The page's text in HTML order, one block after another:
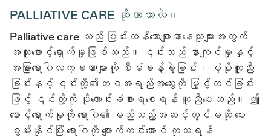
PALLIATIVE CARE ဆိုတာဘာလဲ။
Palliative care သည် ပြင်းထန်သောဖျားနာနေသူများအတွက်
အထူးစောင့်ရှောက်မှုဖြစ်သည်။ ၎င်းသည် နာကျင်မှုနှင့်
အခြားရောဂါလက္ခဏာများကို စီမံခန့်ခွဲခြင်း၊ ပံ့ပိုးကူညီ
ခြင်းနှင့် ၎င်းတို့၏ဘဝအရည်အသွေးကို မြှင့်တင်ခြင်း
ဖြင့် ၎င်းတို့ကို ပိုကောင်းခံစားရစေရန် ကူညီပေးသည်။ ဤ
စောင့်ရှောက်မှုကို ရောဂါ၏ မည်သည့်အဆင့်တွင်မဆို ပေး
စွမ်းနိုင်ပြီး ရောဂါကို ပျောက်ကင်းအောင် ကုသရန်